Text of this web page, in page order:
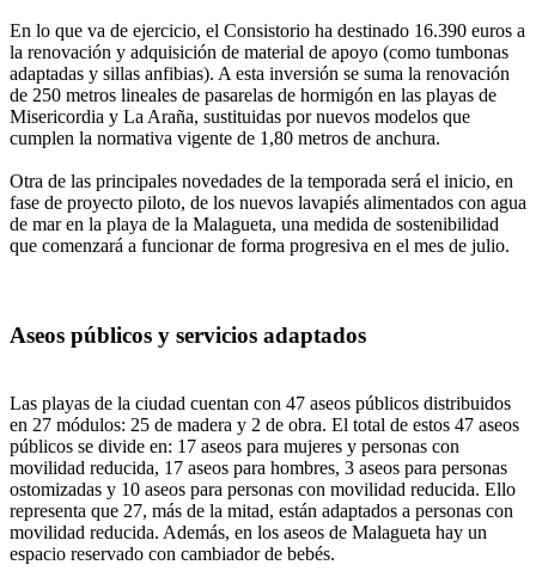
En lo que va de ejercicio, el Consistorio ha destinado 16.390 euros a
la renovación y adquisición de material de apoyo (como tumbonas
adaptadas y sillas anfibias). A esta inversión se suma la renovación
de 250 metros lineales de pasarelas de hormigón en las playas de
Misericordia y La Araña, sustituidas por nuevos modelos que
cumplen la normativa vigente de 1,80 metros de anchura.
Otra de las principales novedades de la temporada será el inicio, en
fase de proyecto piloto, de los nuevos lavapiés alimentados con agua
de mar en la playa de la Malagueta, una medida de sostenibilidad
que comenzará a funcionar de forma progresiva en el mes de julio.
Aseos públicos y servicios adaptados
Las playas de la ciudad cuentan con 47 aseos públicos distribuidos
en 27 módulos: 25 de madera y 2 de obra. El total de estos 47 aseos
públicos se divide en: 17 aseos para mujeres y personas con
movilidad reducida, 17 aseos para hombres, 3 aseos para personas
ostomizadas y 10 aseos para personas con movilidad reducida. Ello
representa que 27, más de la mitad, están adaptados a personas con
movilidad reducida. Además, en los aseos de Malagueta hay un
espacio reservado con cambiador de bebés.